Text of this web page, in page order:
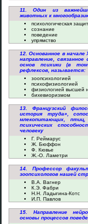
11. Один из
животных к
психологическая
сознание
поведение
упрямство
12. Основанное в
направление,
основ психики (в
рефлексов, называется:
зоопсихологией
психофизиологией
физиологией высшей
бихевиоризмом
13. Французский
история труда»,
млекопитающих,
психических
человеку
Г. Реймарус
Ж. Бюффон
Ф. Кювье
Ж.-О. Ламетри
14. Профессор
зоопсихологов нашей
В.А. Вагнер
К.Э. Фабри
Н.Н. Ладыгина-Котс
И.П. Павлов
15. Направление
основы процессов